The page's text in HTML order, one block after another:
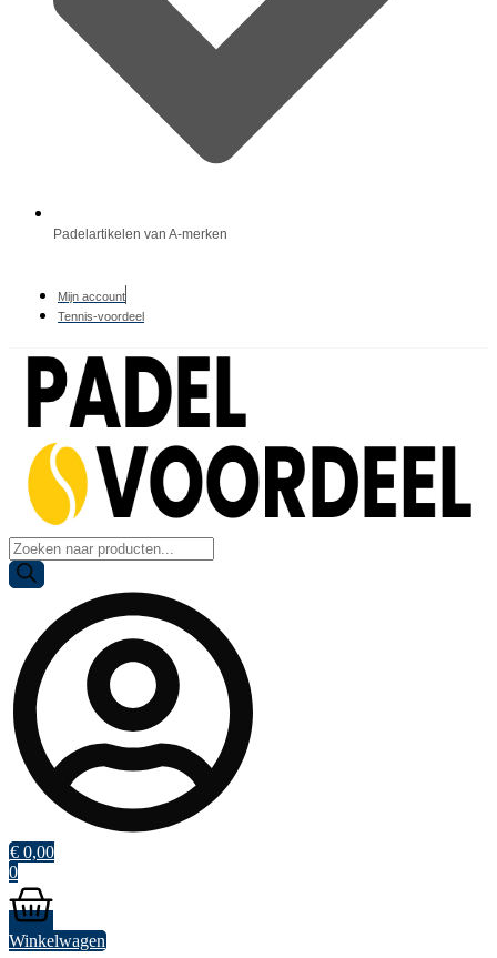
Padelartikelen van A-merken
Mijn account
Tennis-voordeel
Producten
zoeken
€ 0,00
0
Winkelwagen